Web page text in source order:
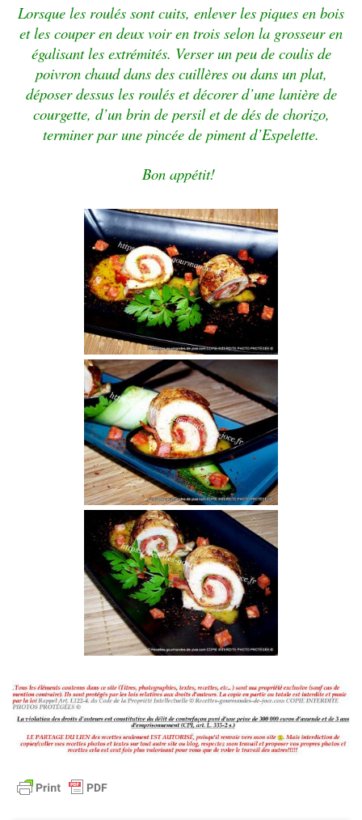
Lorsque les roulés sont cuits, enlever les piques en bois
et les couper en deux voir en trois selon la grosseur en
égalisant les extrémités. Verser un peu de coulis de
poivron chaud dans des cuillères ou dans un plat,
déposer dessus les roulés et décorer d’une lanière de
courgette, d’un brin de persil et de dés de chorizo,
terminer par une pincée de piment d’Espelette.
Bon appétit!